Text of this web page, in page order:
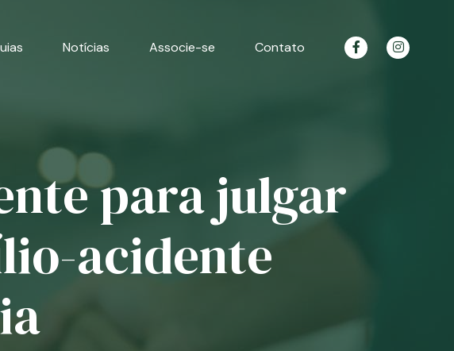
Notícias Associe-se Contato
para julgar
acidente